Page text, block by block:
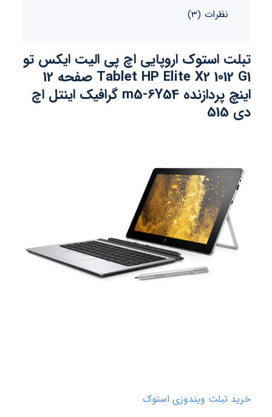
نظرات (3)
تبلت استوک اروپایی اچ پی الیت ایکس تو
Tablet HP Elite X2 1012 G1 صفحه 12
اینچ پردازنده m5-6Y54 گرافیک اینتل اچ
دی 515
خرید تبلت ویندوزی استوک